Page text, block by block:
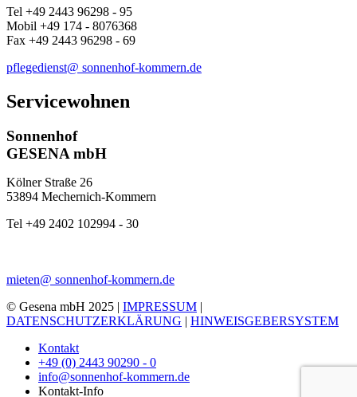
Tel +49 2443 96298 - 95
Mobil +49 174 - 8076368
Fax +49 2443 96298 - 69
pflegedienst@ sonnenhof‑kommern.de
Servicewohnen
Sonnenhof
GESENA mbH
Kölner Straße 26
53894 Mechernich-Kommern
Tel +49 2402 102994 - 30
mieten@ sonnenhof‑kommern.de
© Gesena mbH 2025 | IMPRESSUM |
DATENSCHUTZERKLÄRUNG | HINWEISGEBERSYSTEM
Kontakt
+49 (0) 2443 90290 - 0
info@sonnenhof-kommern.de
Kontakt-Info